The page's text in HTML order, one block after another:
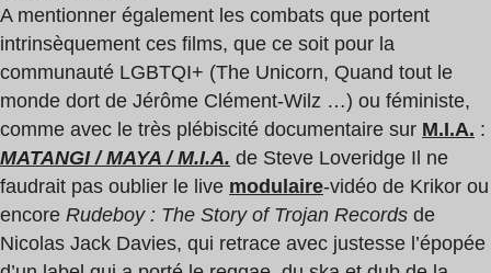
A mentionner également les combats que portent
intrinsèquement ces films, que ce soit pour la
communauté LGBTQI+ (The Unicorn, Quand tout le
monde dort de Jérôme Clément-Wilz …) ou féministe,
comme avec le très plébiscité documentaire sur M.I.A. :
MATANGI / MAYA / M.I.A. de Steve Loveridge Il ne
faudrait pas oublier le live modulaire-vidéo de Krikor ou
encore Rudeboy : The Story of Trojan Records de
Nicolas Jack Davies, qui retrace avec justesse l’épopée